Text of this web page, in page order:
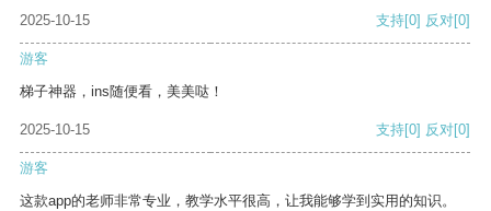
2025-10-15 支持[0] 反对[0]
游客
梯子神器，ins随便看，美美哒！
2025-10-15 支持[0] 反对[0]
游客
这款app的老师非常专业，教学水平很高，让我能够学到实用的知识。